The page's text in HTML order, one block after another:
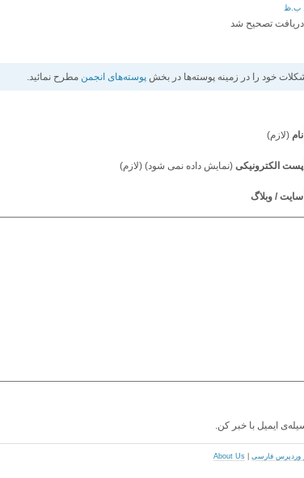
دریافت تصحیح شد
خود را در زمينه پوسته‌ها در بخشپوسته‌های انجمن مطرح نمائيد.
نام (لازم)
پست الکترونیکی (نمایش داده نمی شود) (لازم)
سایت / وبلاگ
ایمیل با خبر کن.
About Us